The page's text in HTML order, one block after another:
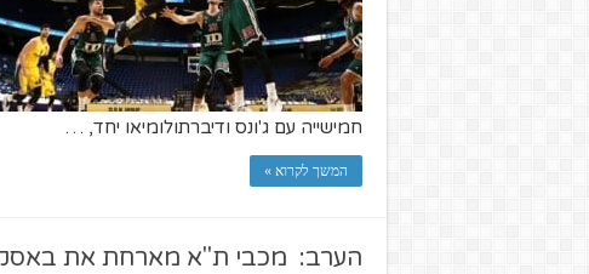
חמישייה עם ג'ונס ודיברתולומיאו יחד, …
המשך לקרוא »
הערב: מכבי ת"א מארחת את